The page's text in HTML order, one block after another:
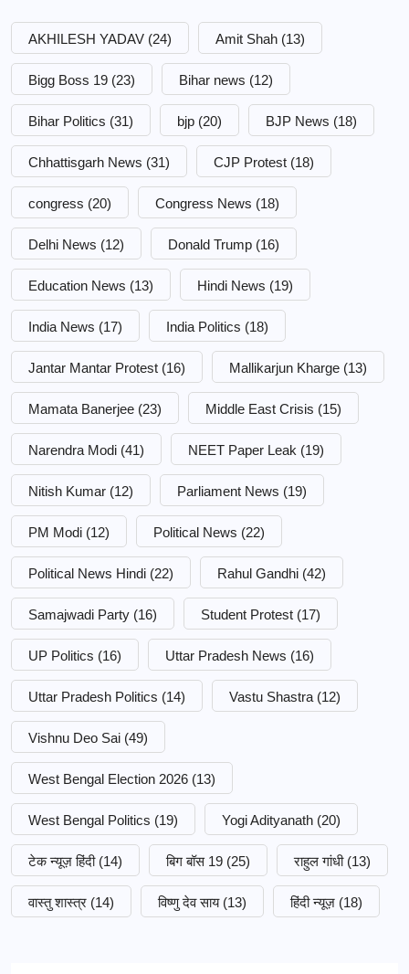
AKHILESH YADAV (24) Amit Shah (13)
Bigg Boss 19 (23) Bihar news (12)
Bihar Politics (31) bjp (20) BJP News (18)
Chhattisgarh News (31) CJP Protest (18)
congress (20) Congress News (18)
Delhi News (12) Donald Trump (16)
Education News (13) Hindi News (19)
India News (17) India Politics (18)
Jantar Mantar Protest (16) Mallikarjun Kharge (13)
Mamata Banerjee (23) Middle East Crisis (15)
Narendra Modi (41) NEET Paper Leak (19)
Nitish Kumar (12) Parliament News (19)
PM Modi (12) Political News (22)
Political News Hindi (22) Rahul Gandhi (42)
Samajwadi Party (16) Student Protest (17)
UP Politics (16) Uttar Pradesh News (16)
Uttar Pradesh Politics (14) Vastu Shastra (12)
Vishnu Deo Sai (49)
West Bengal Election 2026 (13)
West Bengal Politics (19) Yogi Adityanath (20)
टेक न्यूज़ हिंदी (14) बिग बॉस 19 (25) राहुल गांधी (13)
वास्तु शास्त्र (14) विष्णु देव साय (13) हिंदी न्यूज़ (18)